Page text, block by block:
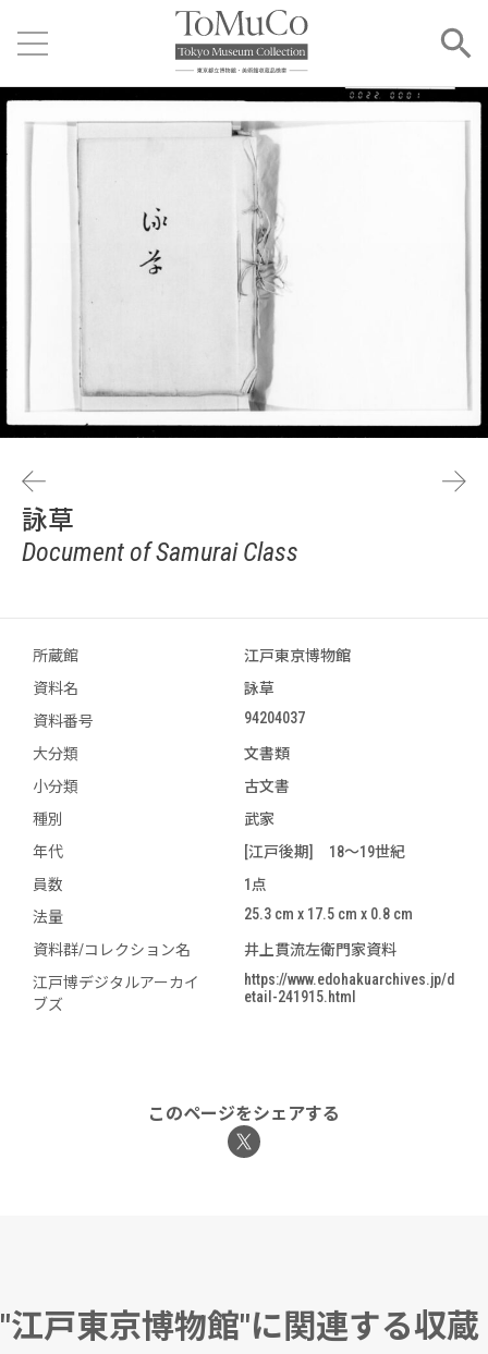
詠草
Document of Samurai Class
所蔵館
江戸東京博物館
資料名
詠草
資料番号
94204037
大分類
文書類
小分類
古文書
種別
武家
年代
[江戸後期] 18～19世紀
員数
1点
法量
25.3 cm x 17.5 cm x 0.8 cm
資料群/コレクション名
井上貫流左衛門家資料
江戸博デジタルアーカイ
ブズ
https://www.edohakuarchives.jp/d
etail-241915.html
このページをシェアする
"江戸東京博物館"に関連する収蔵